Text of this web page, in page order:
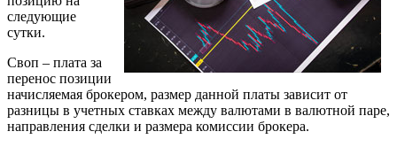
следующие
сутки.
Своп – плата за
перенос позиции
начисляемая брокером, размер данной платы зависит от
разницы в учетных ставках между валютами в валютной паре,
направления сделки и размера комиссии брокера.